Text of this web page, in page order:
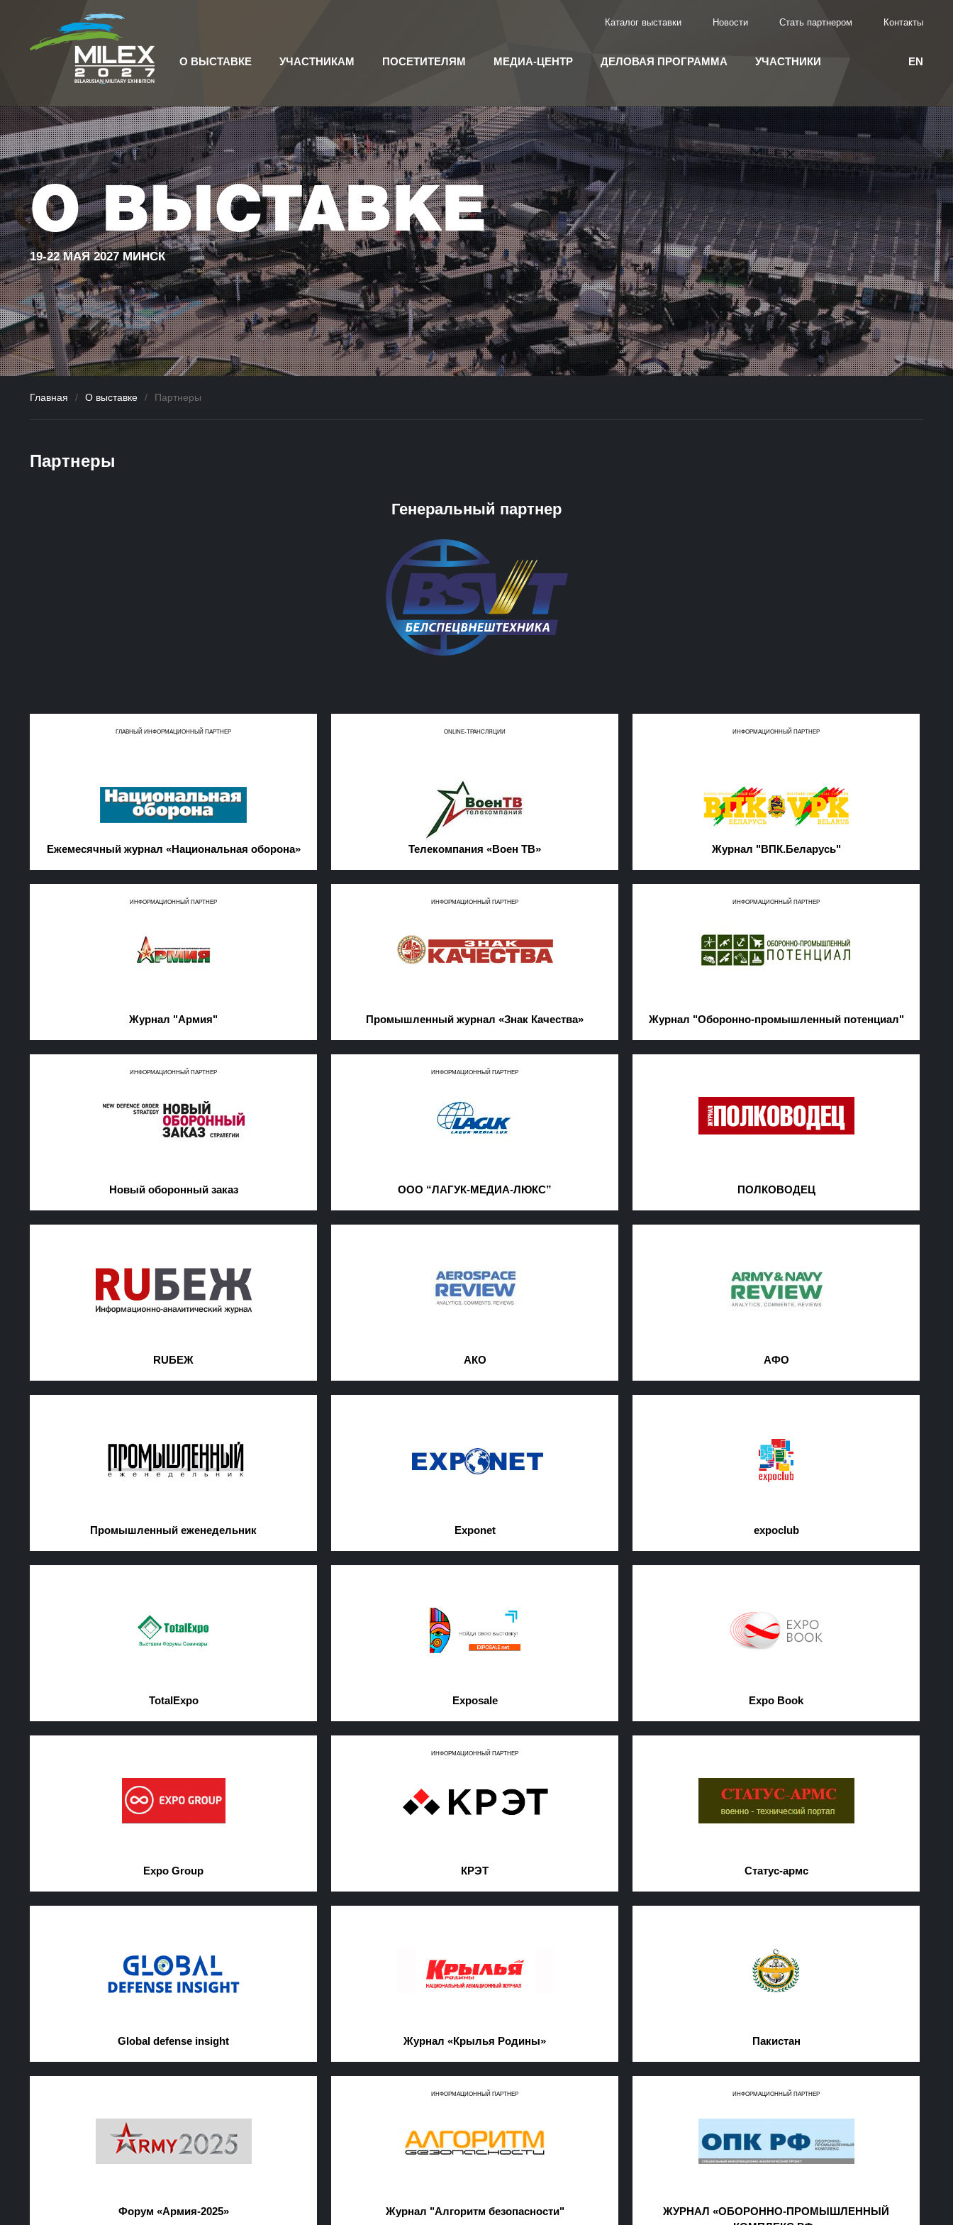
Каталог выставки Новости Стать партнером Контакты
EN
О ВЫСТАВКЕ УЧАСТНИКАМ ПОСЕТИТЕЛЯМ МЕДИА-ЦЕНТР ДЕЛОВАЯ ПРОГРАММА УЧАСТНИКИ
О ВЫСТАВКЕ
19-22 МАЯ 2027 МИНСК
Главная / О выставке / Партнеры
Партнеры
Генеральный партнер
ГЛАВНЫЙ ИНФОРМАЦИОННЫЙ ПАРТНЕР
Ежемесячный журнал «Национальная оборона»
ОNLINE-ТРАНСЛЯЦИИ
Телекомпания «Воен ТВ»
ИНФОРМАЦИОННЫЙ ПАРТНЕР
Журнал "ВПК.Беларусь"
ИНФОРМАЦИОННЫЙ ПАРТНЕР
Журнал "Армия"
ИНФОРМАЦИОННЫЙ ПАРТНЕР
Промышленный журнал «Знак Качества»
ИНФОРМАЦИОННЫЙ ПАРТНЕР
Журнал "Оборонно-промышленный потенциал"
ИНФОРМАЦИОННЫЙ ПАРТНЕР
Новый оборонный заказ
ИНФОРМАЦИОННЫЙ ПАРТНЕР
ООО “ЛАГУК-МЕДИА-ЛЮКС” ПОЛКОВОДЕЦ
RUБЕЖ АКО АФО
Промышленный еженедельник Exponet expoclub
TotalExpo Exposale Expo Book
Expo Group
ИНФОРМАЦИОННЫЙ ПАРТНЕР
КРЭТ Статус-армс
Global defense insight Журнал «Крылья Родины» Пакистан
Форум «Армия-2025»
ИНФОРМАЦИОННЫЙ ПАРТНЕР
Журнал "Алгоритм безопасности"
ИНФОРМАЦИОННЫЙ ПАРТНЕР
ЖУРНАЛ «ОБОРОННО-ПРОМЫШЛЕННЫЙ